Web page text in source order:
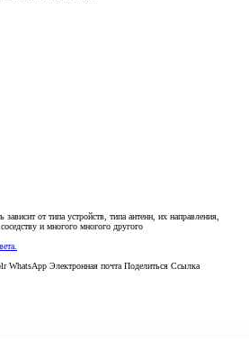
от типа устройств, типа антенн, их направления,
и многого многого другого
WhatsApp Электронная почта Поделиться Ссылка